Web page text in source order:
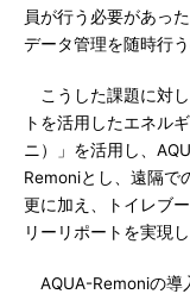
員が行う必要があっ
データ管理を随時行
こうした課題に対
トを活用したエネル
ニ）」を活用し、
Remoniとし、遠隔で
更に加え、トイレブ
リーリポートを実現し
AQUA-Remoniの導